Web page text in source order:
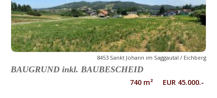
8453 Sankt Johann im Saggautal / Eichberg
BAUGRUND inkl. BAUBESCHEID
740 m² EUR 45.000.-